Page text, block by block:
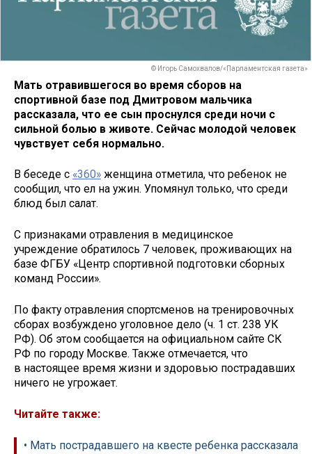
© Игорь Самохвалов/«Парламентская газета»
Мать отравившегося во время сборов на
спортивной базе под Дмитровом мальчика
рассказала, что ее сын проснулся среди ночи с
сильной болью в животе. Сейчас молодой человек
чувствует себя нормально.
В беседе с «360» женщина отметила, что ребенок не
сообщил, что ел на ужин. Упомянул только, что среди
блюд был салат.
С признаками отравления в медицинское
учреждение обратилось 7 человек, проживающих на
базе ФГБУ «Центр спортивной подготовки сборных
команд России».
По факту отравления спортсменов на тренировочных
сборах возбуждено уголовное дело (ч. 1 ст. 238 УК
РФ). Об этом сообщается на официальном сайте СК
РФ по городу Москве. Также отмечается, что
в настоящее время жизни и здоровью пострадавших
ничего не угрожает.
Читайте также:
• Мать пострадавшего на квесте ребенка рассказала